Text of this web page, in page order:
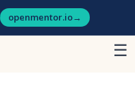
openmentor.io→
☰